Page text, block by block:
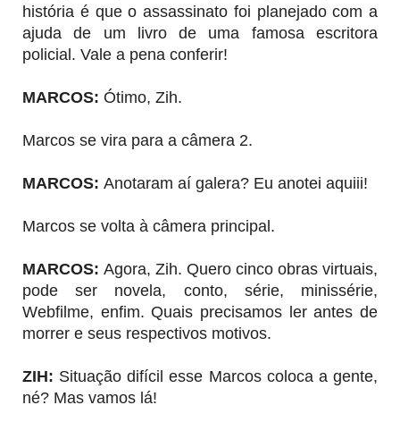
história é que o assassinato foi planejado com a
ajuda de um livro de uma famosa escritora
policial. Vale a pena conferir!
MARCOS: Ótimo, Zih.
Marcos se vira para a câmera 2.
MARCOS: Anotaram aí galera? Eu anotei aquiii!
Marcos se volta à câmera principal.
MARCOS: Agora, Zih. Quero cinco obras virtuais,
pode ser novela, conto, série, minissérie,
Webfilme, enfim. Quais precisamos ler antes de
morrer e seus respectivos motivos.
ZIH: Situação difícil esse Marcos coloca a gente,
né? Mas vamos lá!